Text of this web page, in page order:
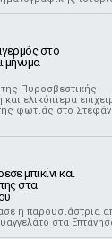
στο
μήνυμα
της Πυροσβεστικής
ελικόπτερα
φωτιάς στο
μπικίνι και
στα
η παρουσιάστρια
στα